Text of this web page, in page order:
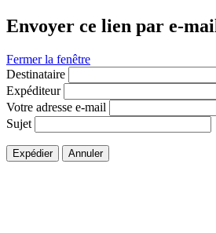
Envoyer ce lien par e-
Fermer la fenêtre
Destinataire
Expéditeur
Votre adresse e-mail
Sujet
Expédier Annuler